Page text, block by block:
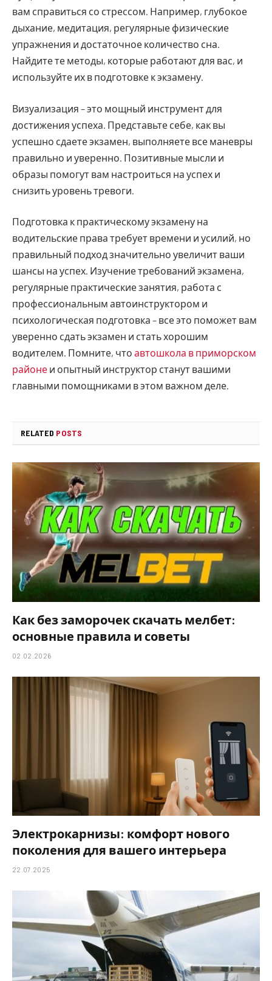
вам справиться со стрессом. Например, глубокое
дыхание, медитация, регулярные физические
упражнения и достаточное количество сна.
Найдите те методы, которые работают для вас, и
используйте их в подготовке к экзамену.
Визуализация – это мощный инструмент для
достижения успеха. Представьте себе, как вы
успешно сдаете экзамен, выполняете все маневры
правильно и уверенно. Позитивные мысли и
образы помогут вам настроиться на успех и
снизить уровень тревоги.
Подготовка к практическому экзамену на
водительские права требует времени и усилий, но
правильный подход значительно увеличит ваши
шансы на успех. Изучение требований экзамена,
регулярные практические занятия, работа с
профессиональным автоинструктором и
психологическая подготовка – все это поможет вам
уверенно сдать экзамен и стать хорошим
водителем. Помните, что автошкола в приморском
районе и опытный инструктор станут вашими
главными помощниками в этом важном деле.
RELATED POSTS
Как без заморочек скачать мелбет:
основные правила и советы
02.02.2026
Электрокарнизы: комфорт нового
поколения для вашего интерьера
22.07.2025